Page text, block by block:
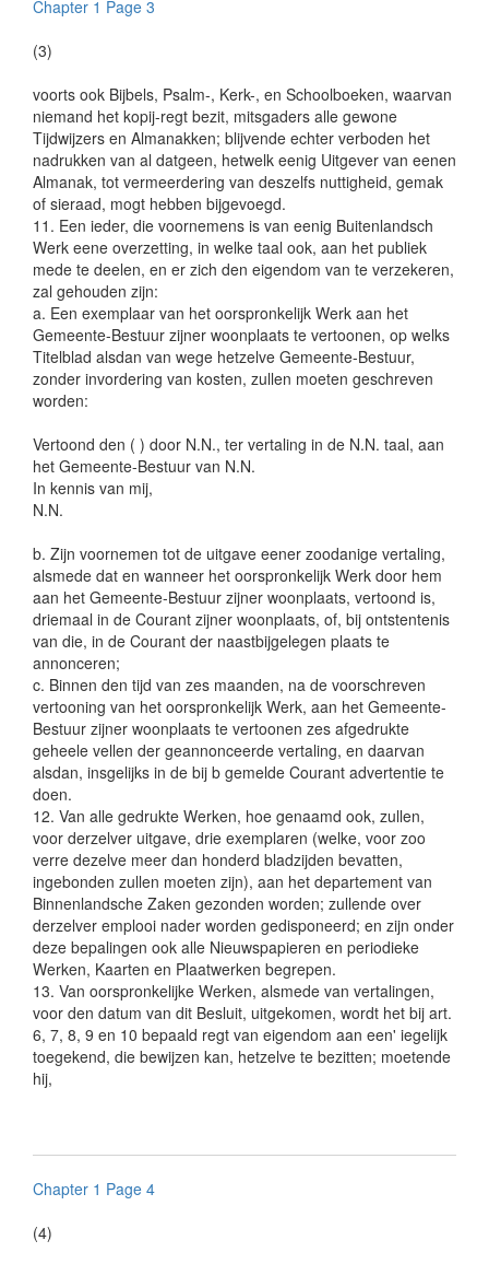
Chapter 1 Page 3
(3)
voorts ook Bijbels, Psalm-, Kerk-, en Schoolboeken, waarvan
niemand het kopij-regt bezit, mitsgaders alle gewone
Tijdwijzers en Almanakken; blijvende echter verboden het
nadrukken van al datgeen, hetwelk eenig Uitgever van eenen
Almanak, tot vermeerdering van deszelfs nuttigheid, gemak
of sieraad, mogt hebben bijgevoegd.
11. Een ieder, die voornemens is van eenig Buitenlandsch
Werk eene overzetting, in welke taal ook, aan het publiek
mede te deelen, en er zich den eigendom van te verzekeren,
zal gehouden zijn:
a. Een exemplaar van het oorspronkelijk Werk aan het
Gemeente-Bestuur zijner woonplaats te vertoonen, op welks
Titelblad alsdan van wege hetzelve Gemeente-Bestuur,
zonder invordering van kosten, zullen moeten geschreven
worden:
Vertoond den ( ) door N.N., ter vertaling in de N.N. taal, aan
het Gemeente-Bestuur van N.N.
In kennis van mij,
N.N.
b. Zijn voornemen tot de uitgave eener zoodanige vertaling,
alsmede dat en wanneer het oorspronkelijk Werk door hem
aan het Gemeente-Bestuur zijner woonplaats, vertoond is,
driemaal in de Courant zijner woonplaats, of, bij ontstentenis
van die, in de Courant der naastbijgelegen plaats te
annonceren;
c. Binnen den tijd van zes maanden, na de voorschreven
vertooning van het oorspronkelijk Werk, aan het Gemeente-
Bestuur zijner woonplaats te vertoonen zes afgedrukte
geheele vellen der geannonceerde vertaling, en daarvan
alsdan, insgelijks in de bij b gemelde Courant advertentie te
doen.
12. Van alle gedrukte Werken, hoe genaamd ook, zullen,
voor derzelver uitgave, drie exemplaren (welke, voor zoo
verre dezelve meer dan honderd bladzijden bevatten,
ingebonden zullen moeten zijn), aan het departement van
Binnenlandsche Zaken gezonden worden; zullende over
derzelver emplooi nader worden gedisponeerd; en zijn onder
deze bepalingen ook alle Nieuwspapieren en periodieke
Werken, Kaarten en Plaatwerken begrepen.
13. Van oorspronkelijke Werken, alsmede van vertalingen,
voor den datum van dit Besluit, uitgekomen, wordt het bij art.
6, 7, 8, 9 en 10 bepaald regt van eigendom aan een' iegelijk
toegekend, die bewijzen kan, hetzelve te bezitten; moetende
hij,
Chapter 1 Page 4
(4)